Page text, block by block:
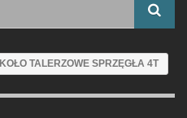
KOŁO TALERZOWE SPRZĘGŁA 4T